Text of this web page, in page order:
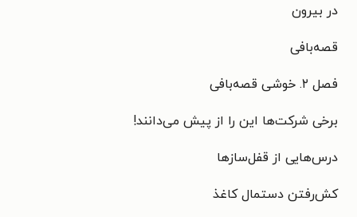
در بیرون
قصه‌بافی
فصل ۲. خوشی قصه‌بافی
برخی شرکت‌ها این را از پیش می‌دانند!
درس‌هایی از قفل‌سازها
کش‌رفتن دستمال کاغذ